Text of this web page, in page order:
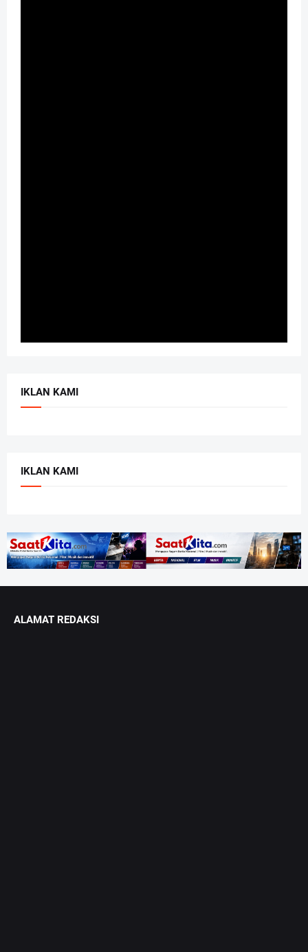
IKLAN KAMI
IKLAN KAMI
ALAMAT REDAKSI